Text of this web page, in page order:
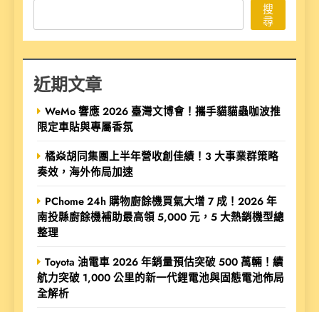
搜
尋
近期文章
WeMo 響應 2026 臺灣文博會！攜手貓貓蟲咖波推
限定車貼與專屬香氛
橘焱胡同集團上半年營收創佳績！3 大事業群策略
奏效，海外佈局加速
PChome 24h 購物廚餘機買氣大增 7 成！2026 年
南投縣廚餘機補助最高領 5,000 元，5 大熱銷機型總
整理
Toyota 油電車 2026 年銷量預估突破 500 萬輛！續
航力突破 1,000 公里的新一代鋰電池與固態電池佈局
全解析